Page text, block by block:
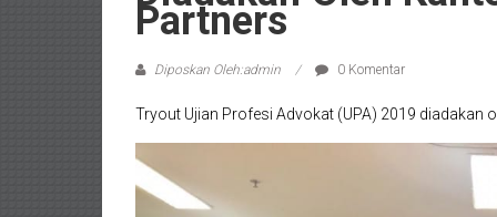
Wates,
Klaten,
Magelang,
Solo,
Semarang,
Partners
Diposkan Oleh:admin 0 Komentar
Tryout Ujian Profesi Advokat (UPA) 2019 diadakan